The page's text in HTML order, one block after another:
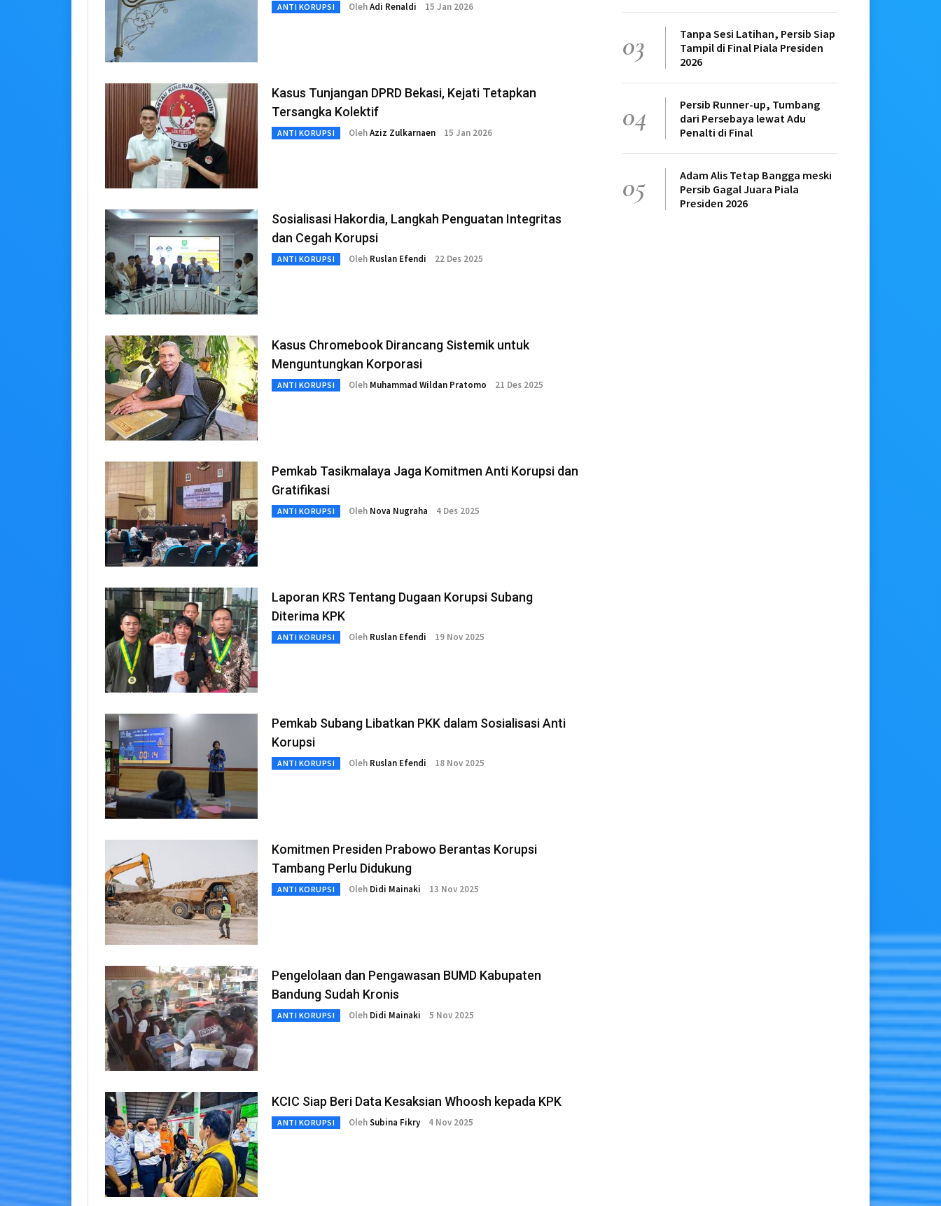
ANTI KORUPSI OlehAdi Renaldi 15 Jan 2026
Kasus Tunjangan DPRD Bekasi, Kejati Tetapkan
Tersangka Kolektif
ANTI KORUPSI OlehAziz Zulkarnaen 15 Jan 2026
Sosialisasi Hakordia, Langkah Penguatan Integritas
dan Cegah Korupsi
ANTI KORUPSI Oleh Ruslan Efendi 22 Des 2025
Kasus Chromebook Dirancang Sistemik untuk
Menguntungkan Korporasi
ANTI KORUPSI Oleh Muhammad Wildan Pratomo 21 Des 2025
Pemkab Tasikmalaya Jaga Komitmen Anti Korupsi dan
Gratifikasi
ANTI KORUPSI Oleh Nova Nugraha 4 Des 2025
Laporan KRS Tentang Dugaan Korupsi Subang
Diterima KPK
ANTI KORUPSI Oleh Ruslan Efendi 19 Nov 2025
Pemkab Subang Libatkan PKK dalam Sosialisasi Anti
Korupsi
ANTI KORUPSI Oleh Ruslan Efendi 18 Nov 2025
Komitmen Presiden Prabowo Berantas Korupsi
Tambang Perlu Didukung
ANTI KORUPSI Oleh Didi Mainaki 13 Nov 2025
Pengelolaan dan Pengawasan BUMD Kabupaten
Bandung Sudah Kronis
ANTI KORUPSI Oleh Didi Mainaki 5 Nov 2025
KCIC Siap Beri Data Kesaksian Whoosh kepada KPK
ANTI KORUPSI OlehSubina Fikry 4 Nov 2025
03
Tanpa Sesi Latihan, Persib Siap
Tampil di Final Piala Presiden
2026
04
Persib Runner-up, Tumbang
dari Persebaya lewat Adu
Penalti di Final
05
Adam Alis Tetap Bangga meski
Persib Gagal Juara Piala
Presiden 2026